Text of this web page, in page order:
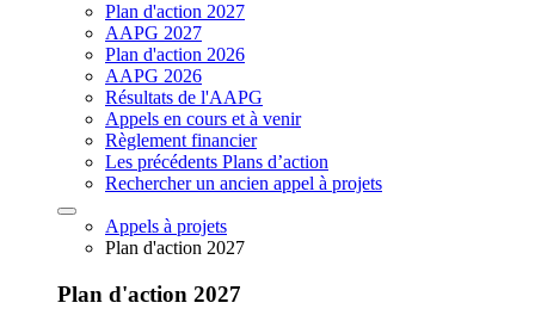
Plan d'action 2027
AAPG 2027
Plan d'action 2026
AAPG 2026
Résultats de l'AAPG
Appels en cours et à venir
Règlement financier
Les précédents Plans d’action
Rechercher un ancien appel à projets
Appels à projets
Plan d'action 2027
Plan d'action 2027